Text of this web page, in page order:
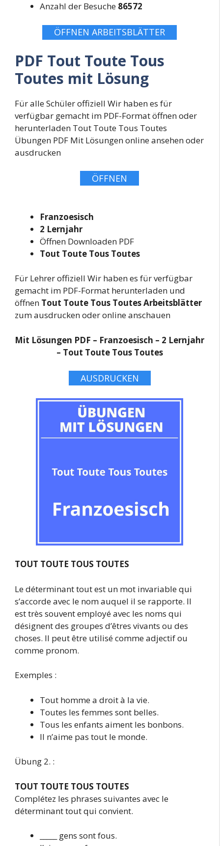
Anzahl der Besuche 86572
ÖFFNEN ARBEITSBLÄTTER
PDF Tout Toute Tous
Toutes mit Lösung
Für alle Schüler offiziell Wir haben es für
verfügbar gemacht im PDF-Format öffnen oder
herunterladen Tout Toute Tous Toutes
Übungen PDF Mit Lösungen online ansehen oder
ausdrucken
ÖFFNEN
Franzoesisch
2 Lernjahr
Öffnen Downloaden PDF
Tout Toute Tous Toutes
Für Lehrer offiziell Wir haben es für verfügbar
gemacht im PDF-Format herunterladen und
öffnen Tout Toute Tous Toutes Arbeitsblätter
zum ausdrucken oder online anschauen
Mit Lösungen PDF – Franzoesisch – 2 Lernjahr
– Tout Toute Tous Toutes
AUSDRUCKEN
TOUT TOUTE TOUS TOUTES
Le déterminant tout est un mot invariable qui
s’accorde avec le nom auquel il se rapporte. Il
est très souvent employé avec les noms qui
désignent des groupes d’êtres vivants ou des
choses. Il peut être utilisé comme adjectif ou
comme pronom.
Exemples :
Tout homme a droit à la vie.
Toutes les femmes sont belles.
Tous les enfants aiment les bonbons.
Il n’aime pas tout le monde.
Übung 2. :
TOUT TOUTE TOUS TOUTES
Complétez les phrases suivantes avec le
déterminant tout qui convient.
_____ gens sont fous.